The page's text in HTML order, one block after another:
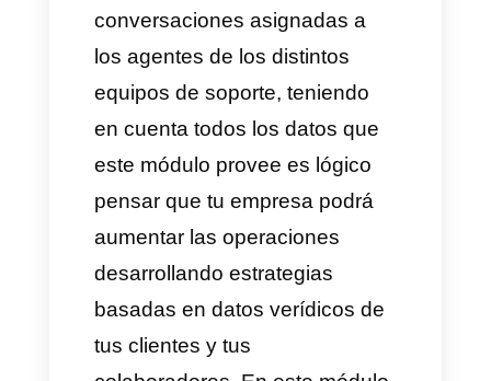
páginas y cuentas de redes
sociales. Además, tendrás
herramientas de venta y
soporte, métricas ychatbots
Esto sin duda aumentará las
operaciones de tu empresa en
lo que atención al cliente se
refiere.